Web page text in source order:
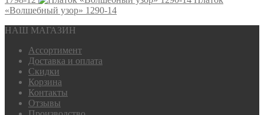
«Волшебный узор» 1290-14
НАШ МАГАЗИН
Ассортимент
Доставка и оплата
Скидки
Корзина
Контакты
Отзывы